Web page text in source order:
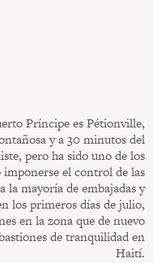
Príncipe es Pétionville,
y a 30 minutos del
pero ha sido uno de los
imponerse el control de las
la mayoría de embajadas y
los primeros días de julio,
en la zona que de nuevo
de tranquilidad en
Haití.